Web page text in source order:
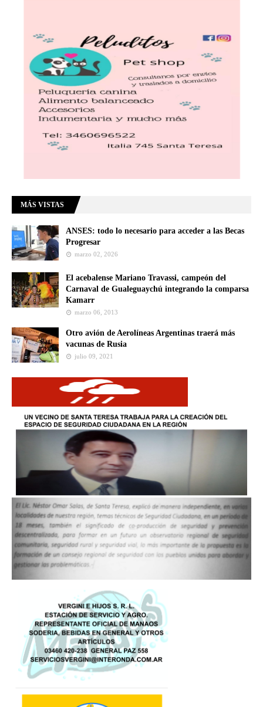
MÁS VISTAS
ANSES: todo lo necesario para acceder a las Becas
Progresar
marzo 02, 2026
El acebalense Mariano Travassi, campeón del
Carnaval de Gualeguaychú integrando la comparsa
Kamarr
marzo 06, 2013
Otro avión de Aerolíneas Argentinas traerá más
vacunas de Rusia
julio 09, 2021